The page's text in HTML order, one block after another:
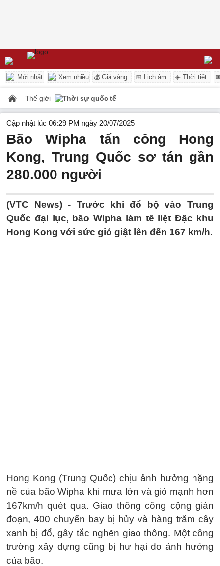
Mới nhất Xem nhiều 💰 Giá vàng 📅 Lịch âm ☀️ Thời tiết
Thế giới Thời sự quốc tế
Cập nhật lúc 06:29 PM ngày 20/07/2025
Bão Wipha tấn công Hong
Kong, Trung Quốc sơ tán gần
280.000 người
(VTC News) - Trước khi đổ bộ vào Trung
Quốc đại lục, bão Wipha làm tê liệt Đặc khu
Hong Kong với sức gió giật lên đến 167 km/h.
Hong Kong (Trung Quốc) chịu ảnh hưởng nặng
nề của bão Wipha khi mưa lớn và gió mạnh hơn
167km/h quét qua. Giao thông công cộng gián
đoạn, 400 chuyến bay bị hủy và hàng trăm cây
xanh bị đổ, gây tắc nghẽn giao thông. Một công
trường xây dựng cũng bị hư hại do ảnh hưởng
của bão.